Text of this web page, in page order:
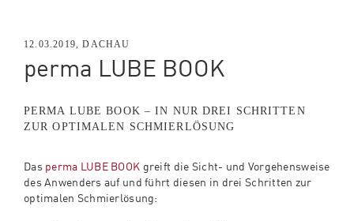
12.03.2019, DACHAU
perma LUBE BOOK
PERMA LUBE BOOK – IN NUR DREI SCHRITTEN
ZUR OPTIMALEN SCHMIERLÖSUNG
Das perma LUBE BOOK greift die Sicht- und Vorgehensweise
des Anwenders auf und führt diesen in drei Schritten zur
optimalen Schmierlösung: